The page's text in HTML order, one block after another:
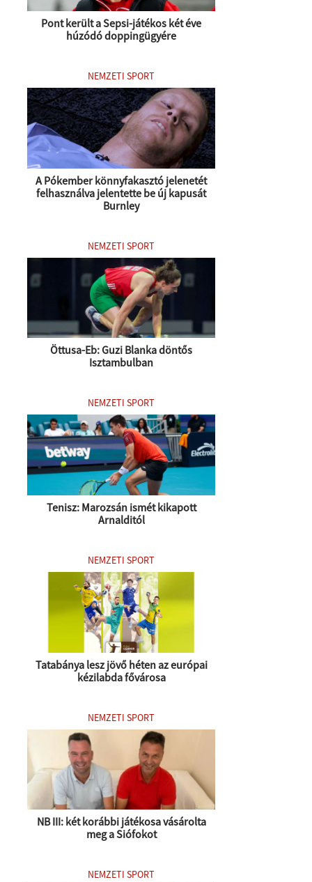
Pont került a Sepsi-játékos két éve
húzódó doppingügyére
NEMZETI SPORT
A Pókember könnyfakasztó jelenetét
felhasználva jelentette be új kapusát
Burnley
NEMZETI SPORT
Öttusa-Eb: Guzi Blanka döntős
Isztambulban
NEMZETI SPORT
Tenisz: Marozsán ismét kikapott
Arnalditól
NEMZETI SPORT
Tatabánya lesz jövő héten az európai
kézilabda fővárosa
NEMZETI SPORT
NB III: két korábbi játékosa vásárolta
meg a Siófokot
NEMZETI SPORT